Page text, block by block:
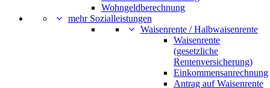
Wohngeldberechnung
mehr Sozialleistungen
Waisenrente / Halbwaisenrente
Waisenrente
(gesetzliche
Rentenversicherung)
Einkommensanrechnung
Antrag auf Waisenrente